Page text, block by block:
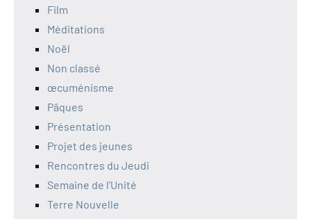
Film
Méditations
Noël
Non classé
œcuménisme
Pâques
Présentation
Projet des jeunes
Rencontres du Jeudi
Semaine de l'Unité
Terre Nouvelle